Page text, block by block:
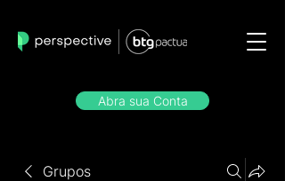
Abra sua Conta
Grupos